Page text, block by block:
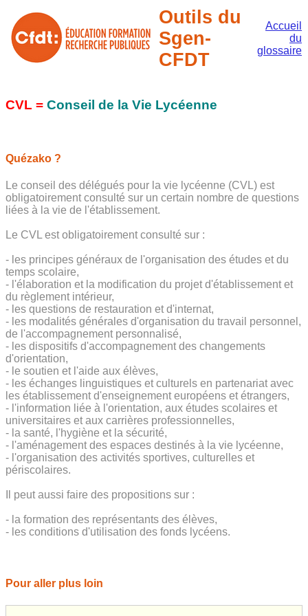
Outils du
Sgen-
CFDT
Accueil
du
glossaire
CVL = Conseil de la Vie Lycéenne
Quézako ?
Le conseil des délégués pour la vie lycéenne (CVL) est
obligatoirement consulté sur un certain nombre de questions
liées à la vie de l'établissement.
Le CVL est obligatoirement consulté sur :
- les principes généraux de l'organisation des études et du
temps scolaire,
- l'élaboration et la modification du projet d'établissement et
du règlement intérieur,
- les questions de restauration et d'internat,
- les modalités générales d'organisation du travail personnel,
de l'accompagnement personnalisé,
- les dispositifs d'accompagnement des changements
d'orientation,
- le soutien et l'aide aux élèves,
- les échanges linguistiques et culturels en partenariat avec
les établissement d'enseignement européens et étrangers,
- l'information liée à l'orientation, aux études scolaires et
universitaires et aux carrières professionnelles,
- la santé, l'hygiène et la sécurité,
- l'aménagement des espaces destinés à la vie lycéenne,
- l'organisation des activités sportives, culturelles et
périscolaires.
Il peut aussi faire des propositions sur :
- la formation des représentants des élèves,
- les conditions d'utilisation des fonds lycéens.
Pour aller plus loin